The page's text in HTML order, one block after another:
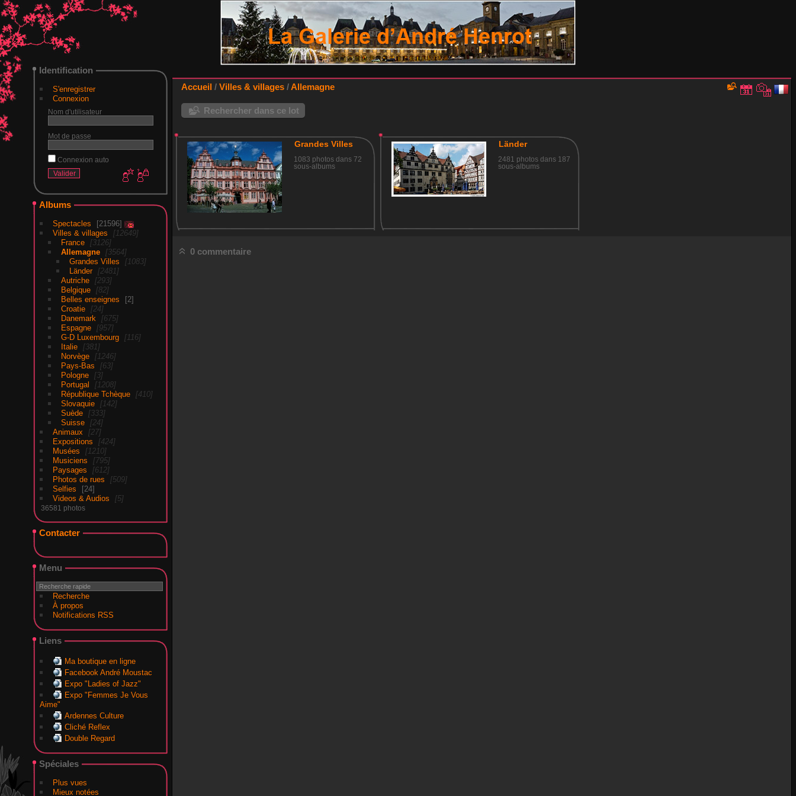
Identification
S'enregistrer
Connexion
Nom d'utilisateur
Mot de passe
Connexion auto
Albums
Spectacles
21596
Villes & villages
12649
France
3126
Allemagne
3564
Grandes Villes
1083
Länder
2481
Autriche
293
Belgique
82
Belles enseignes
2
Croatie
24
Danemark
675
Espagne
957
G-D Luxembourg
116
Italie
381
Norvège
1246
Pays-Bas
63
Pologne
3
Portugal
1208
République Tchèque
410
Slovaquie
142
Suède
333
Suisse
24
Animaux
27
Expositions
424
Musées
1210
Musiciens
795
Paysages
612
Photos de rues
509
Selfies
24
Videos & Audios
5
36581 photos
Contacter
Menu
Recherche
À propos
Notifications RSS
Liens
Ma boutique en ligne
Facebook André Moustac
Expo "Ladies of Jazz"
Expo "Femmes Je Vous
Aime"
Ardennes Culture
Cliché Reflex
Double Regard
Spéciales
Plus vues
Mieux notées
Accueil / Villes & villages /Allemagne
Rechercher dans ce lot
Grandes Villes
1083 photos dans 72
sous-albums
Länder
2481 photos dans 187
sous-albums
0 commentaire